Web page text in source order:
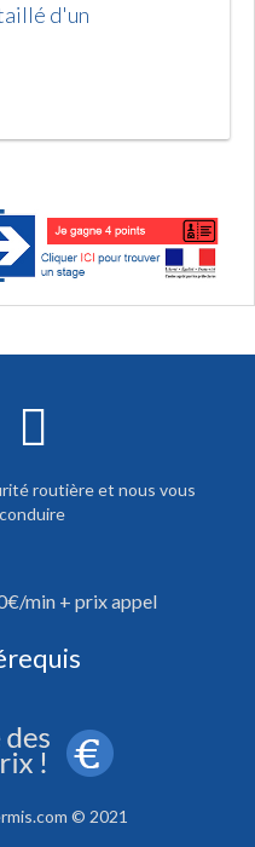
d'un
routière et nous vous
min + prix appel
© 2021